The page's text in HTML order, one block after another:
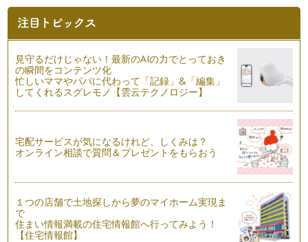
をしながらポーズ（アーサナ）を行…
自分の体を知ることからが【yoga】
女性の体の特徴 こちらは、いくつ当てはまりますか？？
１ 冷え性 …
授かり体質を作るYOGA
２人目を考えているママも多いと思いますが、２人目不妊と
夫婦のコミュニケーションとヨガ
yogaを夫婦の生活のコミュニケーションとして利用するに
女性の身体とヨガ
女性は、必ず月に一度訪れる体の変化があります。 それも、
その１週間前には …
見守るだけじゃない！最新のAIの力でとっておき
の瞬間をコンテンツ化
忙しいママやパパに代わって「記録」&「編集」
してくれるスグレモノ【雲云テクノロジー】
宅配サービスが気になるけれど、しくみは？
オンライン相談で質問＆プレゼントをもらおう
１つの店舗で土地探しから夢のマイホーム実現ま
で
住まい情報満載の住宅情報館へ行ってみよう！
【住宅情報館】